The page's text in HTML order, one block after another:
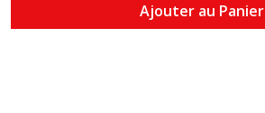
Ajouter au Panier